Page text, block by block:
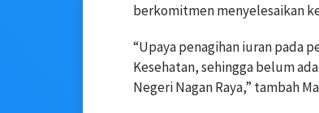
berkomitmen menyelesaikan
“Upaya penagihan iuran pada
Kesehatan, sehingga belum
Negeri Nagan Raya,” tambah